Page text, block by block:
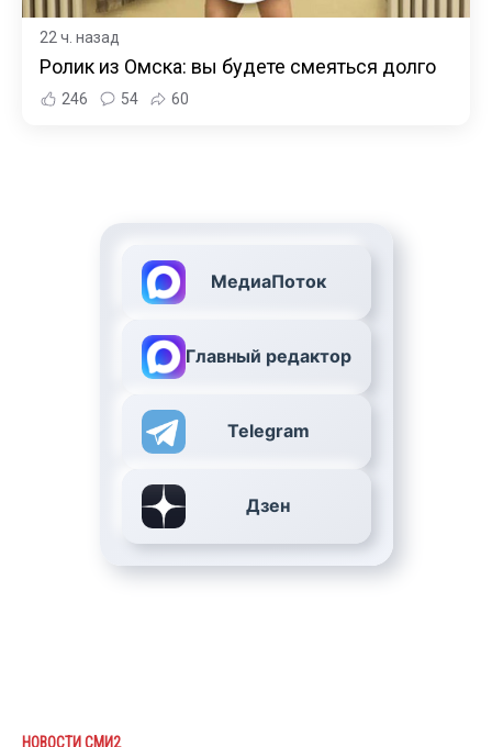
22 ч. назад
Ролик из Омска: вы будете смеяться долго
246 54 60
МедиаПоток
Главный редактор
Telegram
Дзен
НОВОСТИ СМИ2